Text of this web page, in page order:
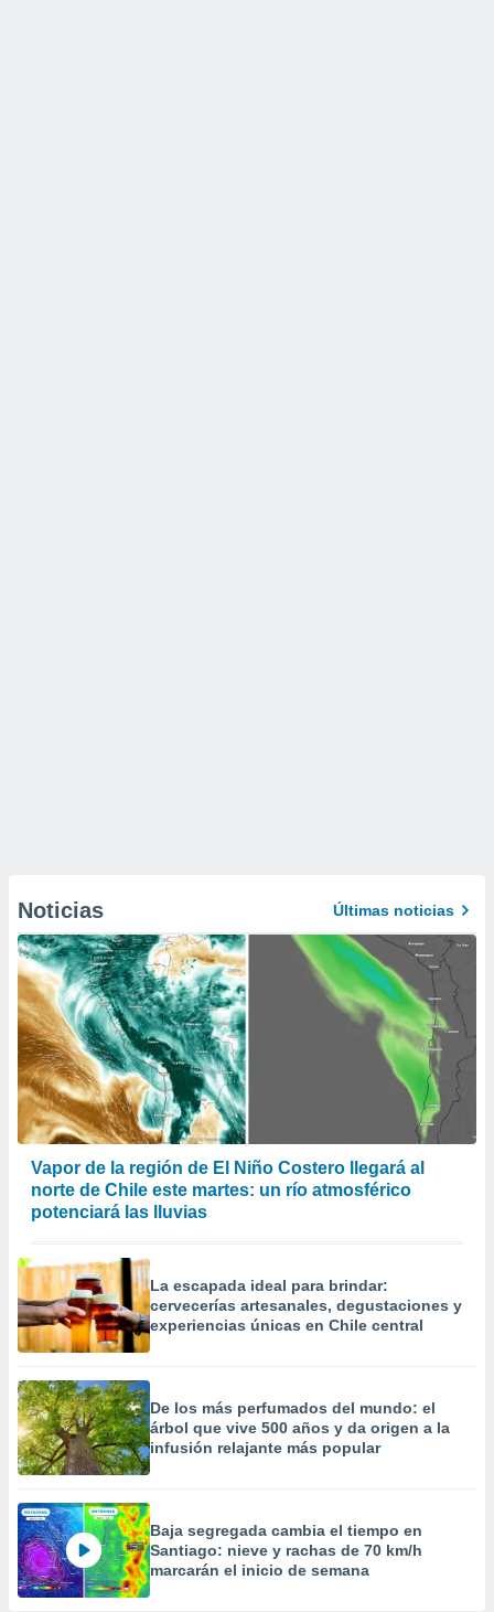
Noticias Últimas noticias
Vapor de la región de El Niño Costero llegará al
norte de Chile este martes: un río atmosférico
potenciará las lluvias
La escapada ideal para brindar:
cervecerías artesanales, degustaciones y
experiencias únicas en Chile central
De los más perfumados del mundo: el
árbol que vive 500 años y da origen a la
infusión relajante más popular
Baja segregada cambia el tiempo en
Santiago: nieve y rachas de 70 km/h
marcarán el inicio de semana